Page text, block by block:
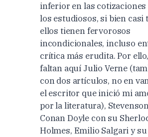
inferior en las cotizaciones
los estudiosos, si bien casi
ellos tienen fervorosos
incondicionales, incluso
crítica más erudita. Por
faltan aquí Julio Verne
con dos artículos, no en
el escritor que inició mi
por la literatura),
Conan Doyle con su
Holmes, Emilio Salgari y su